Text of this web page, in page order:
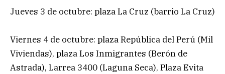
Jueves 3 de octubre: plaza La Cruz (barrio La Cruz)
Viernes 4 de octubre: plaza República del Perú (Mil
Viviendas), plaza Los Inmigrantes (Berón de
Astrada), Larrea 3400 (Laguna Seca), Plaza Evita